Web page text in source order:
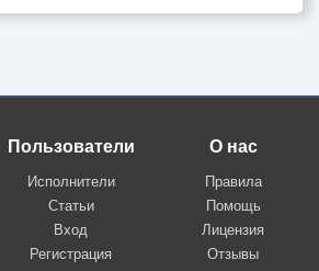
Пользователи
Исполнители
Статьи
Вход
Регистрация
О нас
Правила
Помощь
Лицензия
Отзывы